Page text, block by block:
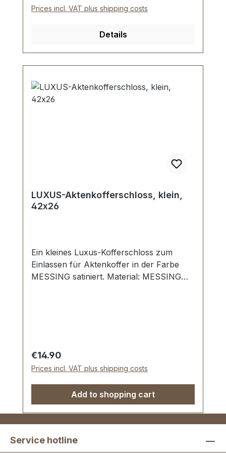
Stück Oberteil für Zahlenschloss 6 Stück
Einstellen der Wunschkombination
Prices incl. VAT plus shipping costs
Details
LUXUS-Aktenkofferschloss, klein,
42x26
Ein kleines Luxus-Kofferschloss zum
Einlassen für Aktenkoffer in der Farbe
MESSING satiniert. Material: MESSING
Aktenkofferschloss 1 Stück Oberteil für
Aktenkofferschloss 1 Stück Schlüssel 6
Stück Zweispitznieten
Regular price:
€14.90
Prices incl. VAT plus shipping costs
Add to shopping cart
Service hotline